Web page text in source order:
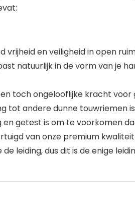
vrijheid en veiligheid in open
natuurlijk in de vorm van je
toch ongelooflijke kracht voor
tot andere dunne touwriemen
en getest is om te voorkomen
van onze premium
leiding, dus dit is de enige